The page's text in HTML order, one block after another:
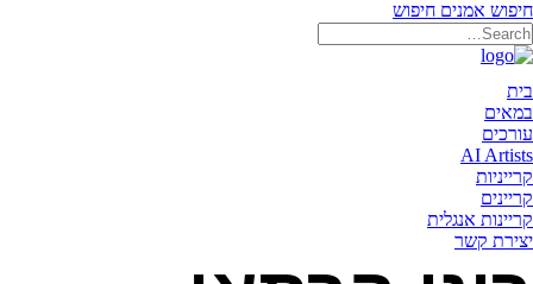
חיפוש אמנים חיפוש
בית
במאים
עורכים
AI Artists
קרייניות
קריינים
קריינות אנגלית
יצירת קשר